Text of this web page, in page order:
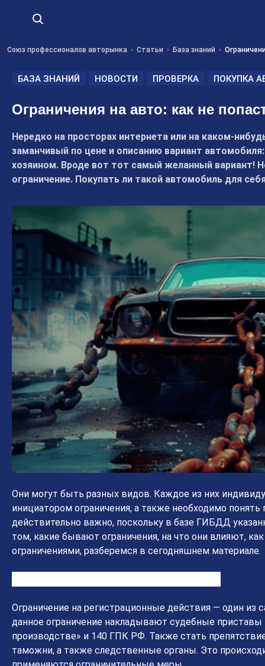
Союз профессионалов авторынка Статьи База знаний
БАЗА ЗНАНИЙ НОВОСТИ ПРОВЕРКА ПОКУПКА
Ограничения на авто: как не
Нередко на просторах интернета или на каком-
заманчивый по цене и описанию вариант
хозяином. Вроде вот тот самый желанный вариант!
ограничение. Покупать ли такой автомобиль для
Они могут быть разных видов. Каждое из них
инициатором ограничения, а также необходимо
действительно важно, поскольку в базе ГИБДД
том, какие бывают ограничения, на что они влияют,
ограничениями, разберемся в сегодняшнем материале.
Ограничение на регистрационные действия — один
данное ограничение накладывают судебные
производстве» и 140 ГПК РФ. Также стать
таможни, а также следственные органы. Это